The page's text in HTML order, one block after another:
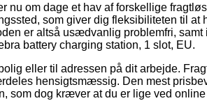
nu om dage et hav af forskellige
som giver dig fleksibiliteten til at
er altså usædvanlig problemfri,
battery charging station, 1 slot, EU.
eller til adressen på dit arbejde.
hensigtsmæssig. Den mest
som dog kræver at du er lige ved